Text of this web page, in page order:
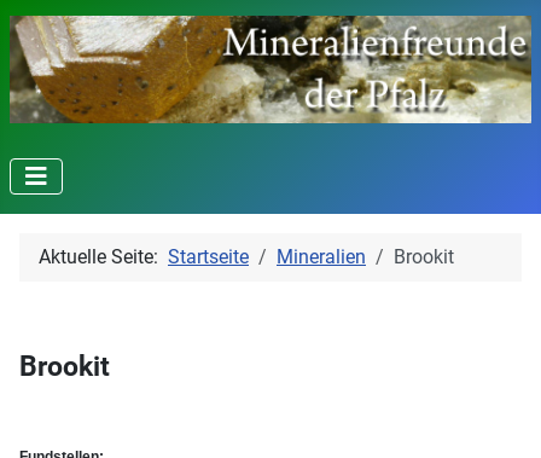
Aktuelle Seite: Startseite Mineralien Brookit
Brookit